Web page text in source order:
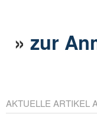
»zur
AKTUELLE ARTIKEL